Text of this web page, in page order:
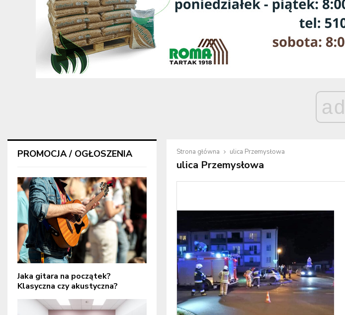
ad
Strona główna ulica Przemysłowa
ulica Przemysłowa
PROMOCJA / OGŁOSZENIA
Jaka gitara na początek?
Klasyczna czy akustyczna?